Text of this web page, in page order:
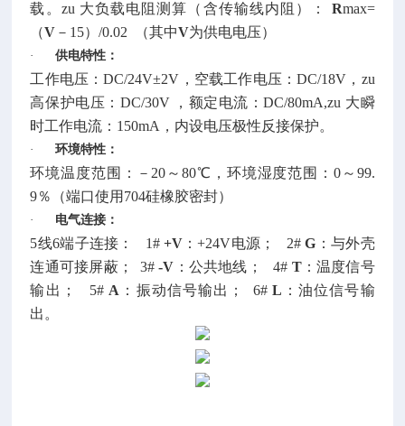
载。zu 大负载电阻测算（含传输线内阻）： Rmax=
（V －15）/0.02 （其中V为供电电压）
· 供电特性：
工作电压：DC/24V±2V，空载工作电压：DC/18V，zu
高保护电压：DC/30V ，额定电流：DC/80mA,zu 大瞬
时工作电流：150mA，内设电压极性反接保护。
· 环境特性：
环境温度范围：－20～80℃，环境湿度范围：0～99.
9％（端口使用704硅橡胶密封）
· 电气连接：
5线6端子连接： 1# +V：+24V电源； 2# G ：与外壳
连通可接屏蔽； 3# -V ：公共地线； 4# T：温度信号
输出； 5# A ：振动信号输出； 6# L ：油位信号输
出。